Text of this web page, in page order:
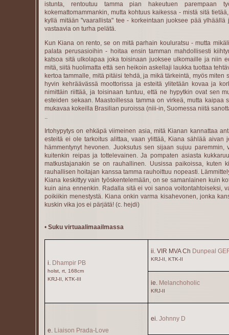
istunta, rentoutuu tamma pian hakeutuen parempaan
kokemattomammankin, mutta kohtuus kaikessa - mistä sitä
kyllä mitään "vaarallista" tee - korkeintaan juoksee pää
vastaavia on turha pelätä.
Kun Kiana on rento, se on mitä parhain kouluratsu - mutta
palata perusasioihin - hoitaa ensin tamman mahdollisesti
katsoa sitä ulkolapaa joka toisinaan juoksee ulkomaille ja niin
mitä, siitä huolimatta että sen heikoin askellaji laukka tuottaa
kertoa tammalle, mitä pitäisi tehdä, ja mikä tärkeintä, myös
hyvin kehräävässä moottorissa ja esteitä ylitetään kovaa ja
nimittäin riittää, ja toisinaan tuntuu, että ne hypytkin ovat sen
esteiden sekaan. Maastoillessa tamma on virkeä, mutta
mukavaa kokeilla Brasilian puroissa (niii-in, Suomessa niitä
..
Irtohypytys on ehkäpä viimeinen asia, mitä Kianan kannattaa
esteitä ei ole tarkoitus alittaa, vaan ylittää, Kiana sählää
hämmentynyt hevonen. Juoksutus sen sijaan sujuu
kuitenkin reipas ja tottelevainen. Ja pompaten asiasta
matkustajanakin se on rauhallinen. Uusissa paikoissa, kuten
rauhallisen hoitajan kanssa tamma rauhoittuu nopeasti.
Kiana keskittyy vain työskentelemään, on se samanlainen kuin
kuin aina ennenkin. Radalla sitä ei voi sanoa voitontahtoiseksi,
poikiikin menestystä. Kiana onkin varma kisahevonen, jonka
kuskin vika jos ei pärjätä! (c. hejdi)
• Suku virtuaalimaailmassa
i. Dhampir PB
holst, rt, 168cm
KRJ-II, KTK-III
ii. VIR MVA Ch Dunpeal
KRJ-II, KTK-II
ie. Melanchoholic
KRJ-II
e. Liaison Prada-Love
ei. Johnny D